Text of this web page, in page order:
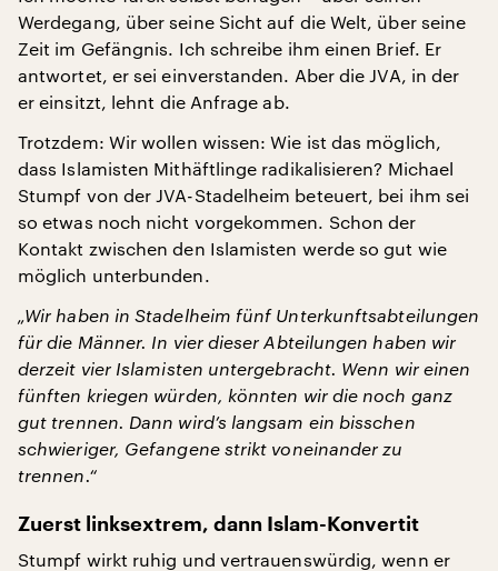
Werdegang, über seine Sicht auf die Welt, über seine
Zeit im Gefängnis. Ich schreibe ihm einen Brief. Er
antwortet, er sei einverstanden. Aber die JVA, in der
er einsitzt, lehnt die Anfrage ab.
Trotzdem: Wir wollen wissen: Wie ist das möglich,
dass Islamisten Mithäftlinge radikalisieren? Michael
Stumpf von der JVA-Stadelheim beteuert, bei ihm sei
so etwas noch nicht vorgekommen. Schon der
Kontakt zwischen den Islamisten werde so gut wie
möglich unterbunden.
„Wir haben in Stadelheim fünf Unterkunftsabteilungen
für die Männer. In vier dieser Abteilungen haben wir
derzeit vier Islamisten untergebracht. Wenn wir einen
fünften kriegen würden, könnten wir die noch ganz
gut trennen. Dann wird’s langsam ein bisschen
schwieriger, Gefangene strikt voneinander zu
trennen.“
Zuerst linksextrem, dann Islam-Konvertit
Stumpf wirkt ruhig und vertrauenswürdig, wenn er